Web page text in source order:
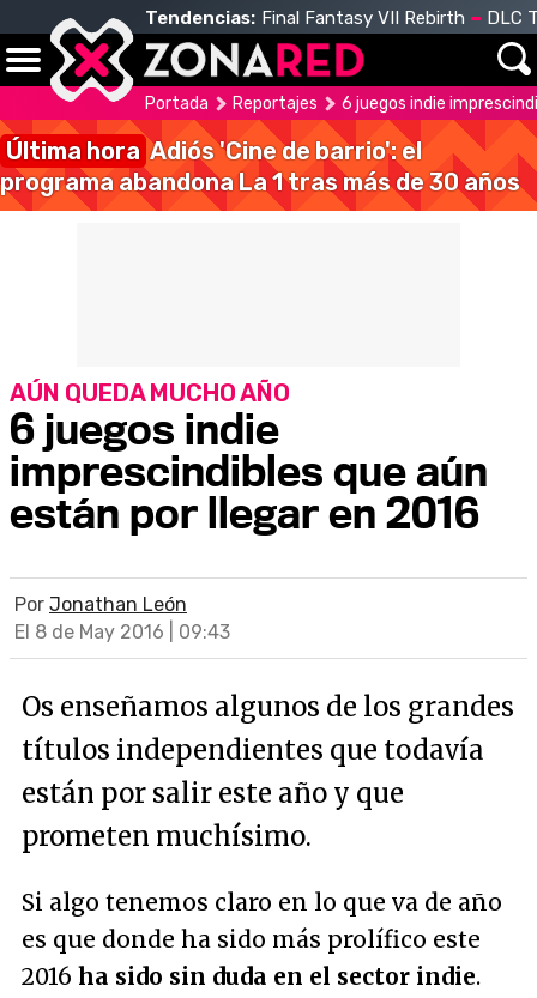
Tendencias: Final Fantasy VII Rebirth DLC
Portada Reportajes 6 juegos indie
Última hora Adiós 'Cine de barrio': el
programa abandona La 1 tras más de 30 años
6 juegos indie
imprescindibles que aún
están por llegar en 2016
AÚN QUEDA MUCHO AÑO
Por Jonathan León
El 8 de May 2016 | 09:43
Os enseñamos algunos de los grandes
títulos independientes que todavía
están por salir este año y que
prometen muchísimo.
Si algo tenemos claro en lo que va de año
es que donde ha sido más prolífico este
2016 ha sido sin duda en el sector indie.